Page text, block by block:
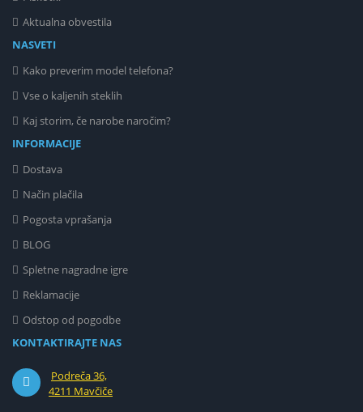
Aktualna obvestila
NASVETI
Kako preverim model telefona?
Vse o kaljenih steklih
Kaj storim, če narobe naročim?
INFORMACIJE
Dostava
Način plačila
Pogosta vprašanja
BLOG
Spletne nagradne igre
Reklamacije
Odstop od pogodbe
KONTAKTIRAJTE NAS
Podreča 36,
4211 Mavčiče